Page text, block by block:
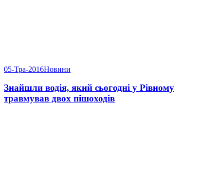
05-Тра-2016Новини
Знайшли водія, який сьогодні у Рівному
травмував двох пішоходів